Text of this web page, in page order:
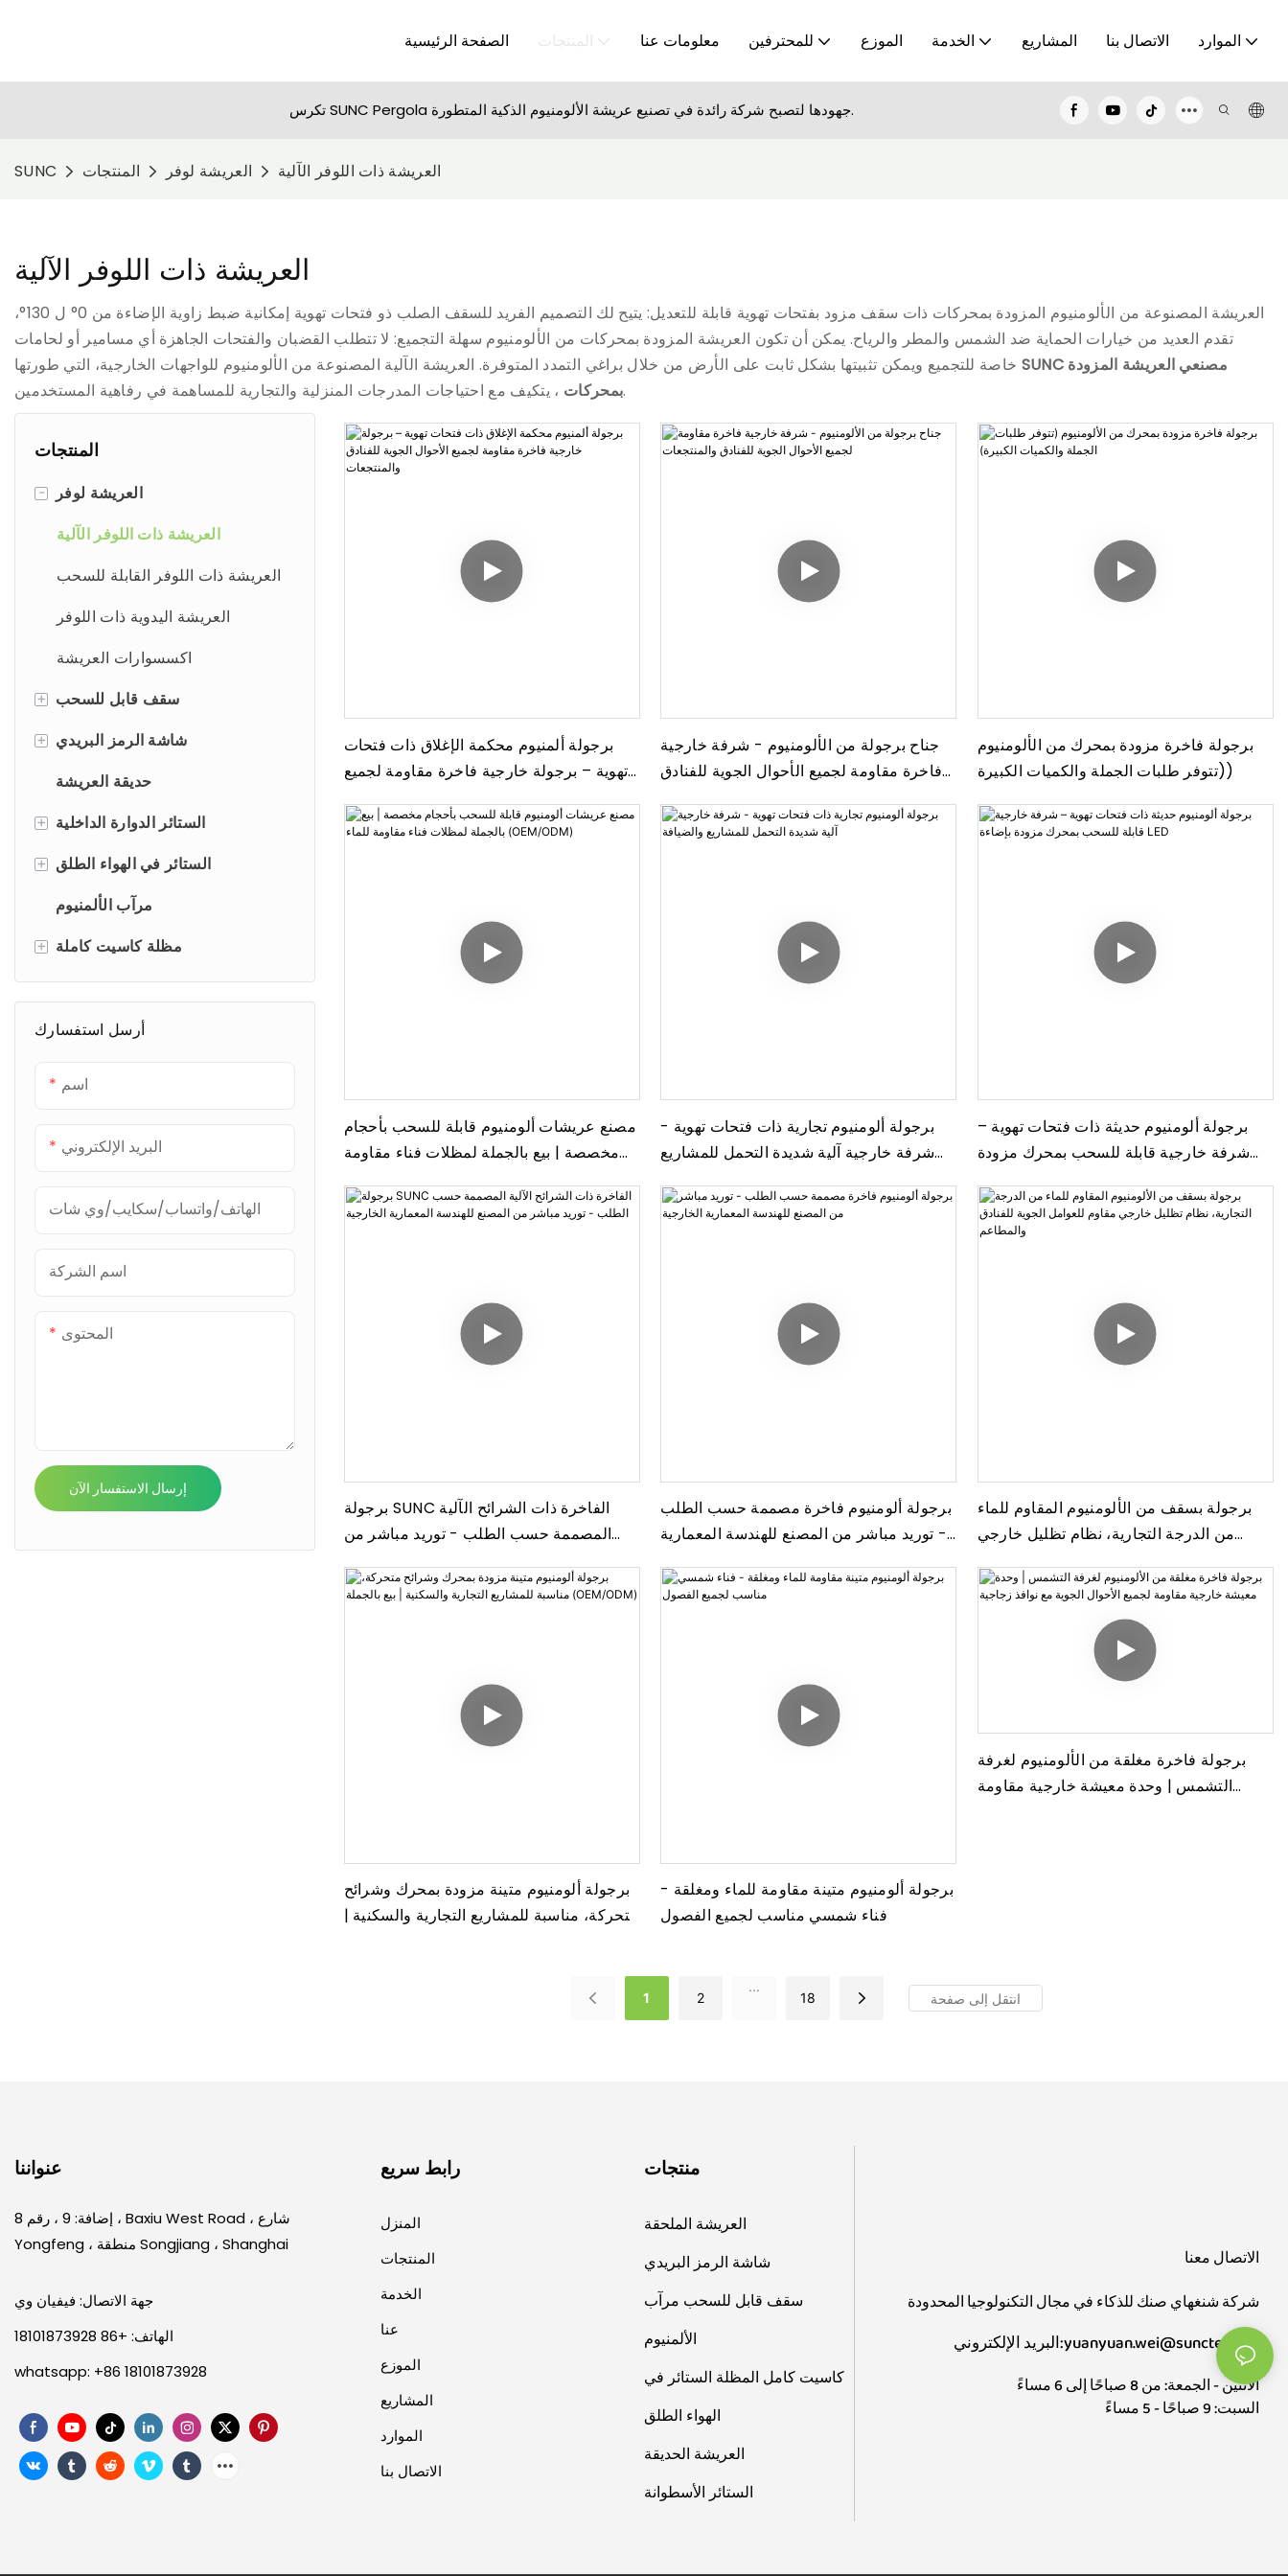
الصفحة الرئيسية معلومات عنا للمحترفين الموزع الخدمة المشاريع الاتصال بنا الموارد
تكرس SUNC Pergola جهودها لتصبح شركة رائدة في تصنيع عريشة الألومنيوم الذكية المتطورة.
SUNC المنتجات العريشة لوفر العريشة ذات اللوفر الآلية
العريشة ذات اللوفر الآلية
العريشة المصنوعة من الألومنيوم المزودة بمحركات ذات سقف مزود بفتحات تهوية قابلة للتعديل: يتيح لك التصميم الفريد للسقف الصلب ذو فتحات تهوية إمكانية ضبط زاوية الإضاءة من 0° ل 130°،
تقدم العديد من خيارات الحماية ضد الشمس والمطر والرياح. يمكن أن تكون العريشة المزودة بمحركات من الألومنيوم سهلة التجميع: لا تتطلب القضبان والفتحات الجاهزة أي مسامير أو لحامات
SUNC مصنعي العريشة المزودة
بمحركات، يتكيف مع احتياجات المدرجات المنزلية والتجارية للمساهمة في رفاهية المستخدمين.
المنتجات
-
العريشة لوفر
العريشة ذات اللوفر الآلية
العريشة ذات اللوفر القابلة للسحب
العريشة اليدوية ذات اللوفر
اكسسوارات العريشة
+ سقف قابل للسحب
العريشة البلاستيكية + شاشة الرمز البريدي
الستائر اليدوية
الستائر الآلية
حديقة العريشة
+ الستائر الدوارة الداخلية
الستائر الدوارة اليدوية
الستائر الدوارة الآلية
+ الستائر في الهواء الطلق
شفرات خارجية
الستائر الدوارة في الهواء الطلق
مرآب الألمنيوم
+ مظلة كاسيت كاملة
مظلات ذراع قابلة للطي
أرسل استفسارك
اسم
البريد الإلكتروني
الهاتف/واتساب/سكايب/وي شات
اسم الشركة
المحتوى
إرسال الاستفسار الآن
برجولة ألمنيوم محكمة الإغلاق ذات فتحات
تهوية – برجولة خارجية فاخرة مقاومة لجميع
جناح برجولة من الألومنيوم - شرفة خارجية
فاخرة مقاومة لجميع الأحوال الجوية للفنادق
برجولة فاخرة مزودة بمحرك من الألومنيوم
(تتوفر طلبات الجملة والكميات الكبيرة)
مصنع عريشات ألومنيوم قابلة للسحب بأحجام
مخصصة | بيع بالجملة لمظلات فناء مقاومة
برجولة ألومنيوم تجارية ذات فتحات تهوية -
شرفة خارجية آلية شديدة التحمل للمشاريع
برجولة ألومنيوم حديثة ذات فتحات تهوية –
شرفة خارجية قابلة للسحب بمحرك مزودة
برجولة SUNC الفاخرة ذات الشرائح الآلية
المصممة حسب الطلب - توريد مباشر من
برجولة ألومنيوم فاخرة مصممة حسب الطلب
- توريد مباشر من المصنع للهندسة المعمارية
برجولة بسقف من الألومنيوم المقاوم للماء
من الدرجة التجارية، نظام تظليل خارجي
برجولة ألومنيوم متينة مزودة بمحرك وشرائح
متحركة، مناسبة للمشاريع التجارية والسكنية |
برجولة ألومنيوم متينة مقاومة للماء ومغلقة -
فناء شمسي مناسب لجميع الفصول
برجولة فاخرة مغلقة من الألومنيوم لغرفة
التشمس | وحدة معيشة خارجية مقاومة
1 2
...
18
عنواننا
إضافة: 9 ، رقم 8 ، Baxiu West Road ، شارع
Yongfeng ، منطقة Songjiang ، Shanghai
جهة الاتصال: فيفيان وي
الهاتف: +86 18101873928
whatsapp: +86 18101873928
رابط سريع
المنزل
المنتجات
الخدمة
عنا
الموزع
المشاريع
الموارد
الاتصال بنا
منتجات
العريشة الملحقة
شاشة الرمز البريدي
سقف قابل للسحب مرآب
الألمنيوم
كاسيت كامل المظلة الستائر في
الهواء الطلق
العريشة الحديقة
الستائر الأسطوانة
الاتصال معنا
شركة شنغهاي صنك للذكاء في مجال التكنولوجيا المحدودة
البريد الإلكتروني:yuanyuan.wei@sunctech.cn
الاثنين - الجمعة: من 8 صباحًا إلى 6 مساءً
السبت: 9 صباحًا - 5 مساءً